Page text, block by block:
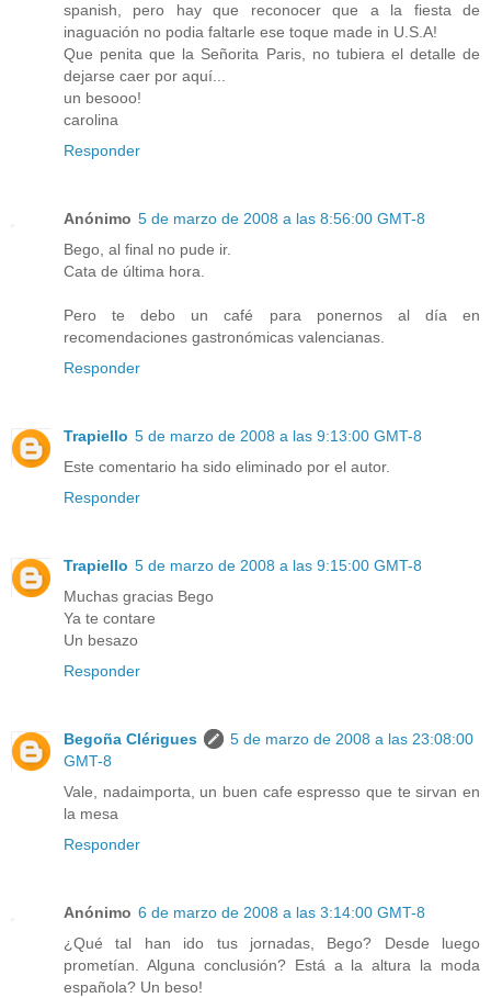
spanish, pero hay que reconocer que a la fiesta de
inaguación no podia faltarle ese toque made in U.S.A!
Que penita que la Señorita Paris, no tubiera el detalle de
dejarse caer por aquí...
un besooo!
carolina
Responder
Anónimo 5 de marzo de 2008 a las 8:56:00 GMT-8
Bego, al final no pude ir.
Cata de última hora.
Pero te debo un café para ponernos al día en
recomendaciones gastronómicas valencianas.
Responder
Trapiello 5 de marzo de 2008 a las 9:13:00 GMT-8
Este comentario ha sido eliminado por el autor.
Responder
Trapiello 5 de marzo de 2008 a las 9:15:00 GMT-8
Muchas gracias Bego
Ya te contare
Un besazo
Responder
Begoña Clérigues
5 de marzo de 2008 a las 23:08:00
GMT-8
Vale, nadaimporta, un buen cafe espresso que te sirvan en
la mesa
Responder
Anónimo 6 de marzo de 2008 a las 3:14:00 GMT-8
¿Qué tal han ido tus jornadas, Bego? Desde luego
prometían. Alguna conclusión? Está a la altura la moda
española? Un beso!